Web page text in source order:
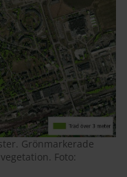
Grönmarkerade
Foto: